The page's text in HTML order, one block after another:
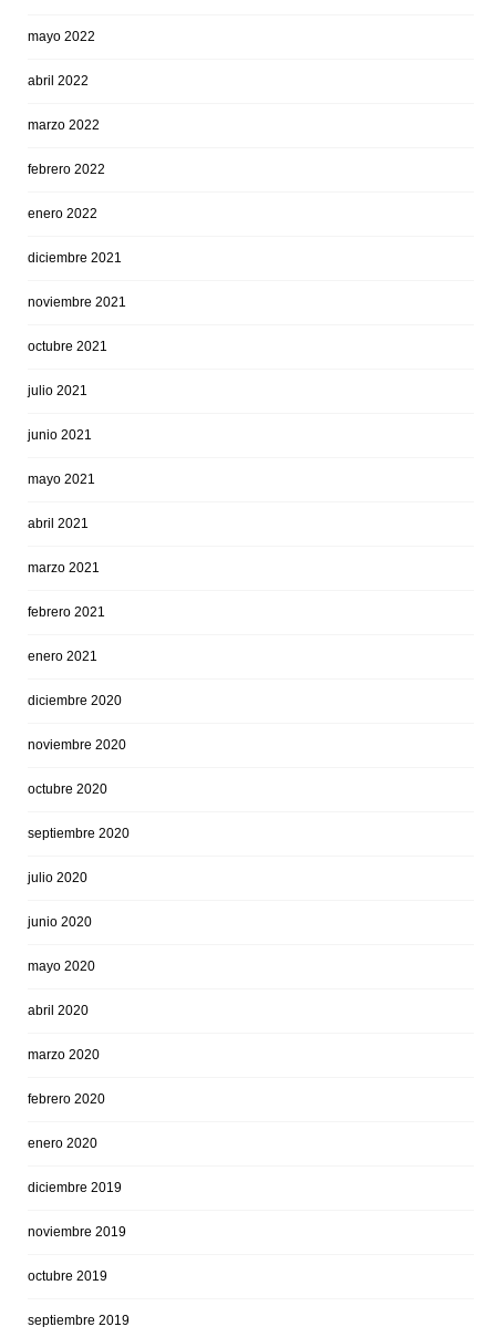
mayo 2022
abril 2022
marzo 2022
febrero 2022
enero 2022
diciembre 2021
noviembre 2021
octubre 2021
julio 2021
junio 2021
mayo 2021
abril 2021
marzo 2021
febrero 2021
enero 2021
diciembre 2020
noviembre 2020
octubre 2020
septiembre 2020
julio 2020
junio 2020
mayo 2020
abril 2020
marzo 2020
febrero 2020
enero 2020
diciembre 2019
noviembre 2019
octubre 2019
septiembre 2019